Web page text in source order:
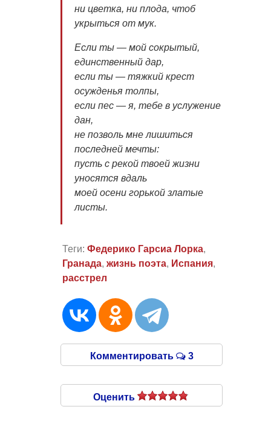
ни цветка, ни плода, чтоб
укрыться от мук.
Если ты — мой сокрытый,
единственный дар,
если ты — тяжкий крест
осужденья толпы,
если пес — я, тебе в услужение
дан,
не позволь мне лишиться
последней мечты:
пусть с рекой твоей жизни
уносятся вдаль
моей осени горькой златые
листы.
Теги: Федерико Гарсиа Лорка,
Гранада, жизнь поэта, Испания,
расстрел
Комментировать 3
Оценить